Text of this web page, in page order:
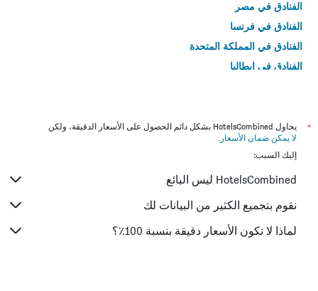
الفنادق في مصر
الفنادق في فرنسا
الفنادق في المملكة المتحدة
الفنادق في إيطاليا
*
يحاول HotelsCombined بشكل دائم الحصول على الأسعار الدقيقة، ولكن
لا يمكن ضمان الأسعار .
إليك السبب:
HotelsCombined ليس البائع
نقوم بتجميع الكثير من البيانات لك
لماذا لا تكون الأسعار دقيقة بنسبة 100٪؟